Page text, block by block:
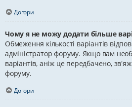
Догори
Чому я не можу додати більше
Обмеження кількості варіантів
адміністратор форуму. Якщо вам
варіантів, аніж це передбачено,
форуму.
Догори